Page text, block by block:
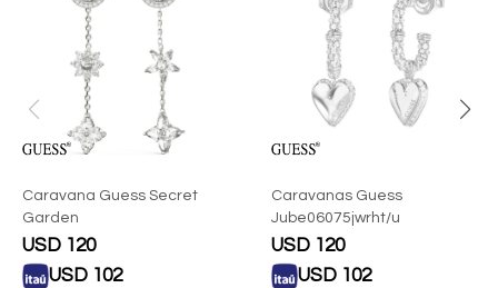
Caravana Guess Secret
Garden
USD 120
USD 102
Caravanas Guess
Jube06075jwrht/u
USD 120
USD 102